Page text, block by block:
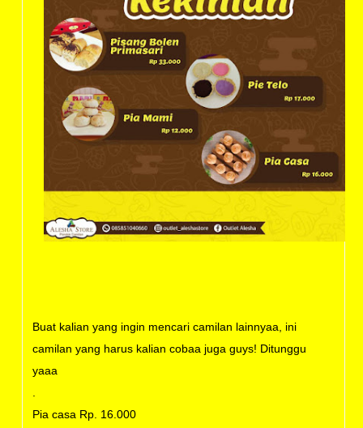
Buat kalian yang ingin mencari camilan lainnyaa, ini
camilan yang harus kalian cobaa juga guys! Ditunggu
yaaa
Pia casa Rp. 16.000